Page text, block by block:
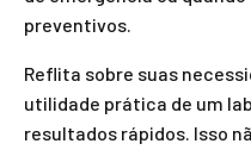
preventivos.
Reflita sobre suas
utilidade prática de um
resultados rápidos. Isso